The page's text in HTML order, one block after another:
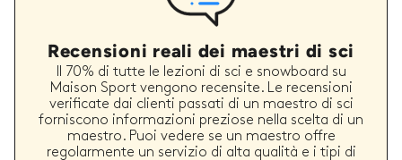
Recensioni reali dei maestri di sci
Il 70% di tutte le lezioni di sci e snowboard su
Maison Sport vengono recensite. Le recensioni
verificate dai clienti passati di un maestro di sci
forniscono informazioni preziose nella scelta di un
maestro. Puoi vedere se un maestro offre
regolarmente un servizio di alta qualità e i tipi di